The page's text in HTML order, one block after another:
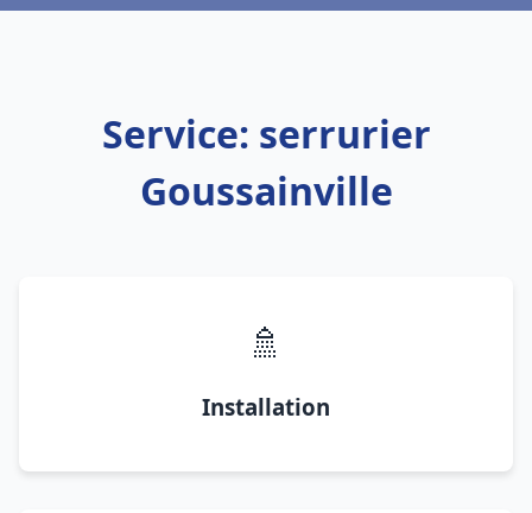
Service: serrurier
Goussainville
🚿
Installation